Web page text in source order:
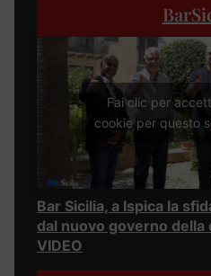
Fai clic per
cookie per questo
Bar Sicilia, a Ispica la
dal nuovo governo della
VIDEO